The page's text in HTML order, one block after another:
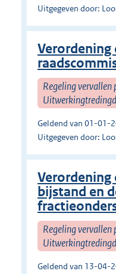
Uitgegeven door:
Verordening
Regeling
Geldend van 01-01-
Uitgegeven door:
bijstand en
Regeling
Geldend van 13-04-